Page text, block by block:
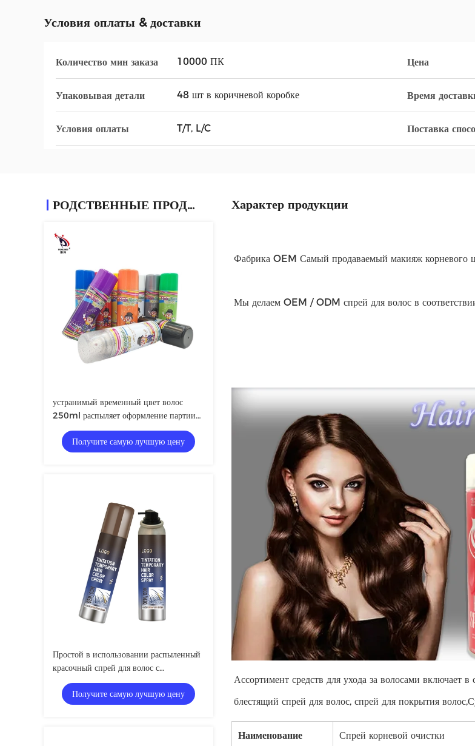
Условия оплаты & доставки
Количество мин заказа 10000 ПК Цена
Упаковывая детали 48 шт в коричневой коробке Время
Условия оплаты T/T, L/C Поставка
РОДСТВЕННЫЕ ПРОДУКТЫ
устранимый временный цвет волос
250ml распыляет оформление партии
брызг дизайна волос Unisex
Получите самую лучшую цену
Простой в использовании распыленный
красочный спрей для волос с
индивидуальным ароматом SEDEX
Получите самую лучшую цену
Характер продукции
Фабрика OEM Самый продаваемый макияж корневого
Мы делаем OEM / ODM спрей для волос в
Ассортимент средств для ухода за волосами включает
блестящий спрей для волос, спрей для покрытия волос,
Наименование
Спрей корневой очистки